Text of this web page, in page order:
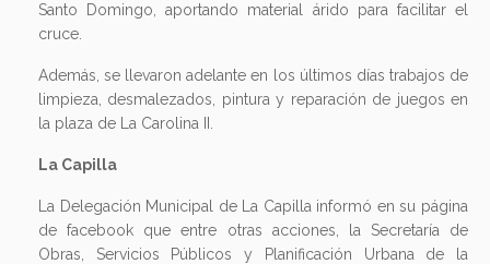
Santo Domingo, aportando material árido para facilitar el
cruce.
Además, se llevaron adelante en los últimos días trabajos de
limpieza, desmalezados, pintura y reparación de juegos en
la plaza de La Carolina II.
La Capilla
La Delegación Municipal de La Capilla informó en su página
de facebook que entre otras acciones, la Secretaría de
Obras, Servicios Públicos y Planificación Urbana de la